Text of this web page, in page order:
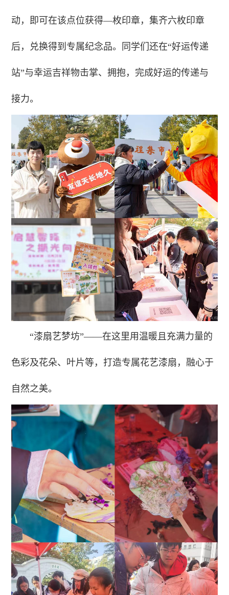
动，即可在该点位获得—枚印章，集齐六枚印章
后，兑换得到专属纪念品。同学们还在“好运传递
站”与幸运吉祥物击掌、拥抱，完成好运的传递与
接力。
“漆扇艺梦坊”——在这里用温暖且充满力量的
色彩及花朵、叶片等，打造专属花艺漆扇，融心于
自然之美。